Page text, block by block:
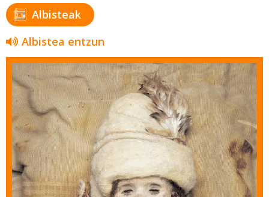
Albisteak
Albistea entzun